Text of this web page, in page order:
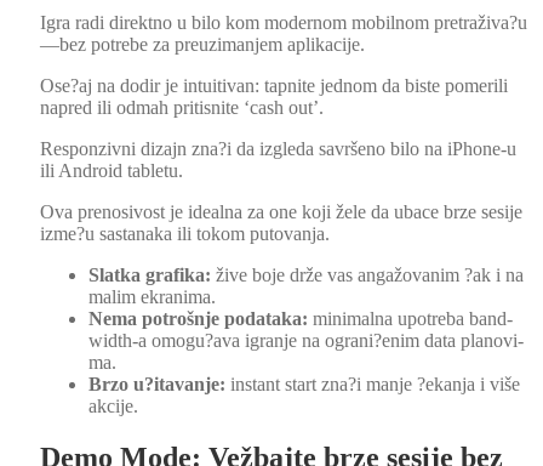
Igra radi direk­t­no u bilo kom mod­er­nom mobil­nom pretraživa?u
—bez potrebe za preuz­i­man­jem aplikaci­je.
Ose?aj na dodir je intu­iti­van: tap­nite jed­nom da biste pomer­ili
napred ili odmah pri­tis­nite ‘cash out’.
Responzivni diza­jn zna?i da izgle­da savršeno bilo na iPhone-u
ili Android table­tu.
Ova preno­sivost je ide­al­na za one koji žele da ubace brze sesi­je
izme?u sas­tana­ka ili tokom puto­van­ja.
Slat­ka grafi­ka: žive boje drže vas angažo­van­im ?ak i na
mal­im ekran­i­ma.
Nema potrošn­je podata­ka: min­i­mal­na upotre­ba band­
width-a omogu?ava igranje na ograni?enim data planovi­
ma.
Brzo u?itavanje: instant start zna?i man­je ?ekan­ja i više
akci­je.
Demo Mode: Vežbajte brze sesije bez